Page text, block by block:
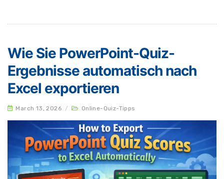
Wie Sie PowerPoint-Quiz-
Ergebnisse automatisch nach
Excel exportieren
March 13, 2026 / Online-Quiz-Tipps